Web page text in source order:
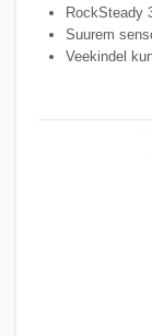
RockSteady
Suurem
Veekindel